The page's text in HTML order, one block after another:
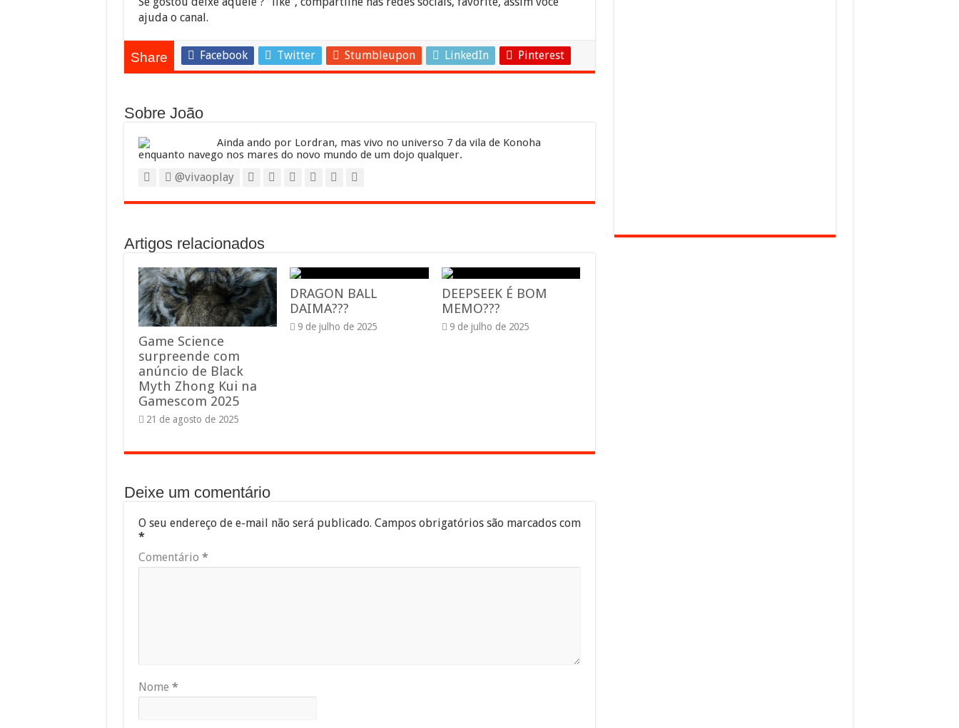
ajuda o canal.
Share Facebook Twitter Stumbleupon LinkedIn Pinterest
Sobre João
Ainda ando por Lordran, mas vivo no universo 7 da vila de Konoha
enquanto navego nos mares do novo mundo de um dojo qualquer.
@vivaoplay
Artigos relacionados
Game Science
surpreende com
anúncio de Black
Myth Zhong Kui na
Gamescom 2025
21 de agosto de 2025
DRAGON BALL
DAIMA???
9 de julho de 2025
DEEPSEEK É BOM
MEMO???
9 de julho de 2025
Deixe um comentário
O seu endereço de e-mail não será publicado. Campos obrigatórios são marcados com
*
Comentário *
Nome *